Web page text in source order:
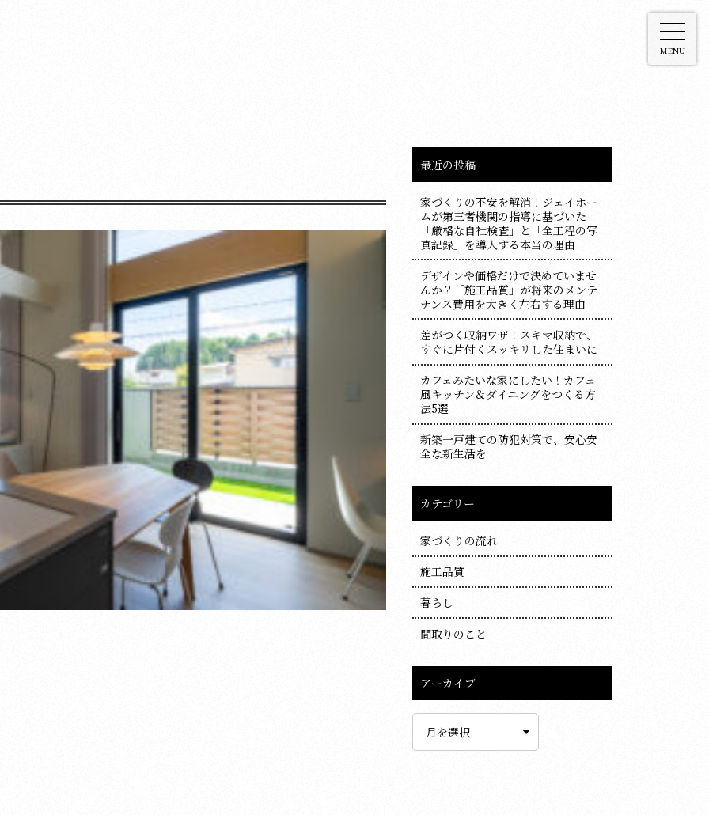
MENU
最近の投稿
家づくりの不安を解消！ジェイホー
ムが第三者機関の指導に基づいた
「厳格な自社検査」と「全工程の写
真記録」を導入する本当の理由
デザインや価格だけで決めていませ
んか？「施工品質」が将来のメンテ
ナンス費用を大きく左右する理由
差がつく収納ワザ！スキマ収納で、
すぐに片付くスッキリした住まいに
カフェみたいな家にしたい！カフェ
風キッチン＆ダイニングをつくる方
法5選
新築一戸建ての防犯対策で、安心安
全な新生活を
カテゴリー
家づくりの流れ
施工品質
暮らし
間取りのこと
アーカイブ
イ